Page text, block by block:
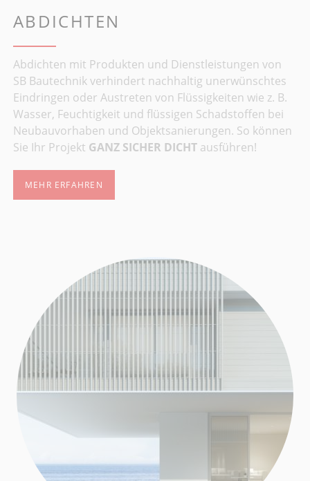
ABDICHTEN
Abdichten mit Produkten und Dienstleistungen von
SB Bautechnik verhindert nachhaltig unerwünschtes
Eindringen oder Austreten von Flüssigkeiten wie z. B.
Wasser, Feuchtigkeit und flüssigen Schadstoffen bei
Neubauvorhaben und Objektsanierungen. So können
Sie Ihr Projekt GANZ SICHER DICHTausführen!
MEHR ERFAHREN